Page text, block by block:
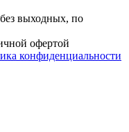
выходных, по
офертой
конфиденциальности